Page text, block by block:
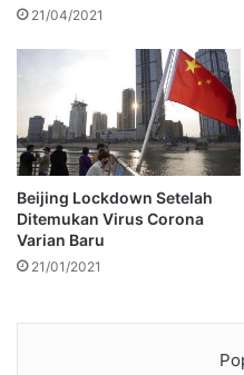
21/04/2021
Beijing Lockdown Setelah
Ditemukan Virus Corona
Varian Baru
21/01/2021